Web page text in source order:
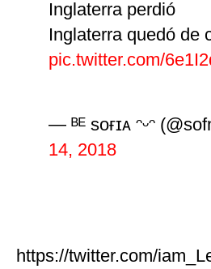
Inglaterra perdió
Inglaterra quedó de
pic.twitter.com/
— ᴮᴱ sᴏғɪᴀ ᵔᵕᵔ
14, 2018
https://twitter.com/